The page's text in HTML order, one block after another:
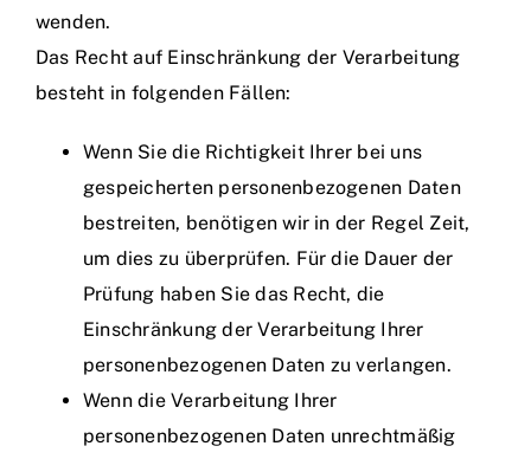
wenden.
Das Recht auf Einschränkung der Verarbeitung
besteht in folgenden Fällen:
Wenn Sie die Richtigkeit Ihrer bei uns
gespeicherten personenbezogenen Daten
bestreiten, benötigen wir in der Regel Zeit,
um dies zu überprüfen. Für die Dauer der
Prüfung haben Sie das Recht, die
Einschränkung der Verarbeitung Ihrer
personenbezogenen Daten zu verlangen.
Wenn die Verarbeitung Ihrer
personenbezogenen Daten unrechtmäßig